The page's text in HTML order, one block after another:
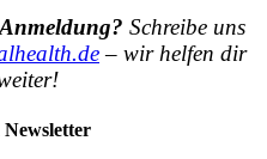
Schreibe uns
– wir helfen dir